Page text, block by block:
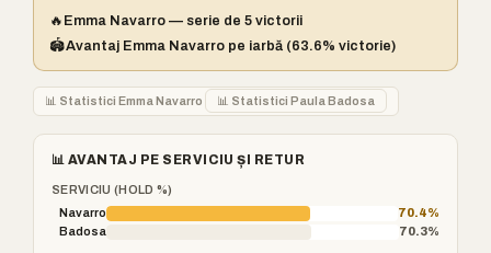
🔥 Emma Navarro — serie de 5 victorii
🏟️Avantaj Emma Navarro pe iarbă (63.6% victorie)
📊 Statistici Emma Navarro 📊 Statistici Paula Badosa
📊 AVANTAJ PE SERVICIU ȘI RETUR
SERVICIU (HOLD %)
Navarro
70.4%
Badosa
70.3%